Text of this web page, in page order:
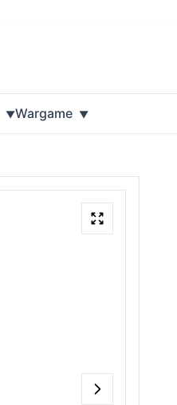
Wargame